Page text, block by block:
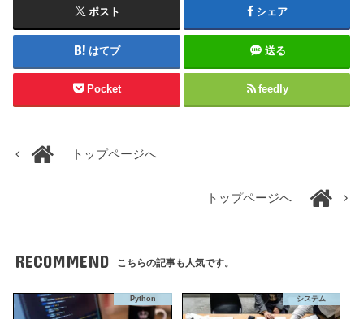
ポスト シェア
はてブ 送る
Pocket feedly
トップページへ
トップページへ
RECOMMEND こちらの記事も人気です。
Python システム